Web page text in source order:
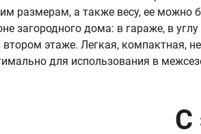
размерам, а также весу, ее можно
загородного дома: в гараже, в
втором этаже. Легкая, компактная,
для использования в
С